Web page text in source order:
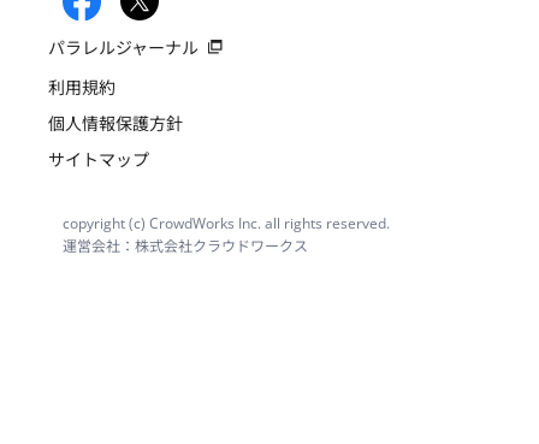
パラレルジャーナル
利用規約
個人情報保護方針
サイトマップ
copyright (c) CrowdWorks Inc. all rights reserved.
運営会社：株式会社クラウドワークス